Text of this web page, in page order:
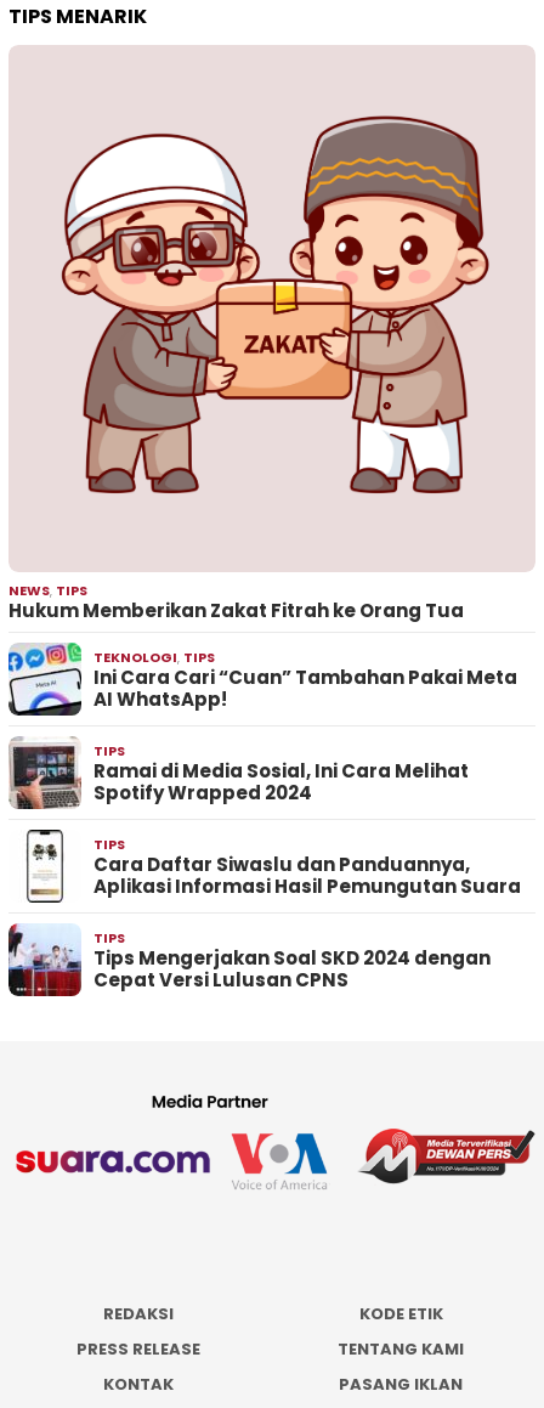
TIPS MENARIK
NEWS, TIPS
Hukum Memberikan Zakat Fitrah ke Orang Tua
TEKNOLOGI, TIPS
Ini Cara Cari “Cuan” Tambahan Pakai Meta
AI WhatsApp!
TIPS
Ramai di Media Sosial, Ini Cara Melihat
Spotify Wrapped 2024
TIPS
Cara Daftar Siwaslu dan Panduannya,
Aplikasi Informasi Hasil Pemungutan Suara
TIPS
Tips Mengerjakan Soal SKD 2024 dengan
Cepat Versi Lulusan CPNS
REDAKSI
KODE ETIK
PRESS RELEASE
TENTANG KAMI
KONTAK
PASANG IKLAN